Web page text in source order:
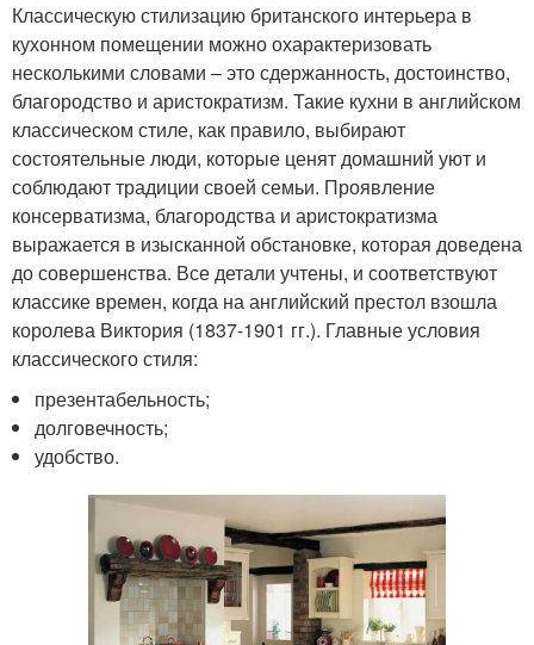
Классическую стилизацию британского интерьера в
кухонном помещении можно охарактеризовать
несколькими словами – это сдержанность, достоинство,
благородство и аристократизм. Такие кухни в английском
классическом стиле, как правило, выбирают
состоятельные люди, которые ценят домашний уют и
соблюдают традиции своей семьи. Проявление
консерватизма, благородства и аристократизма
выражается в изысканной обстановке, которая доведена
до совершенства. Все детали учтены, и соответствуют
классике времен, когда на английский престол взошла
королева Виктория (1837-1901 гг.). Главные условия
классического стиля:
презентабельность;
долговечность;
удобство.